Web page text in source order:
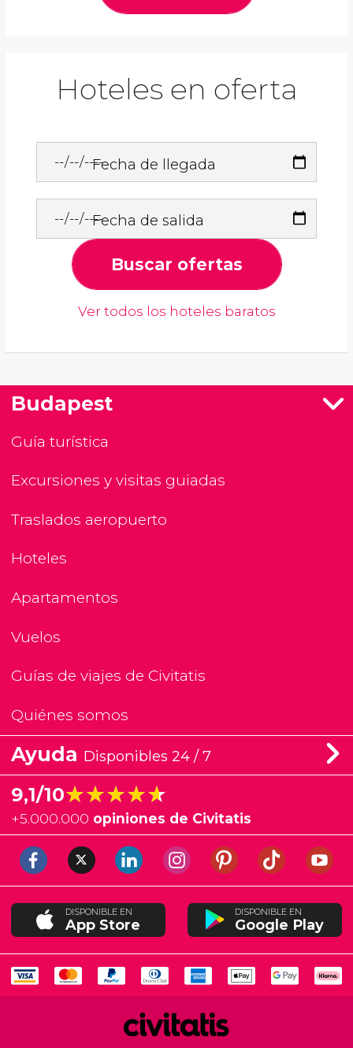
Hoteles en oferta
Fecha de llegada
Fecha de salida
Buscar ofertas
Ver todos los hoteles baratos
Budapest
Guía turística
Excursiones y visitas guiadas
Traslados aeropuerto
Hoteles
Apartamentos
Vuelos
Guías de viajes de Civitatis
Quiénes somos
Ayuda Disponibles 24 / 7
9,1/10★★★★★
★★★★★
+5.000.000 opiniones de Civitatis
DISPONIBLE EN
App Store
DISPONIBLE EN
Google Play